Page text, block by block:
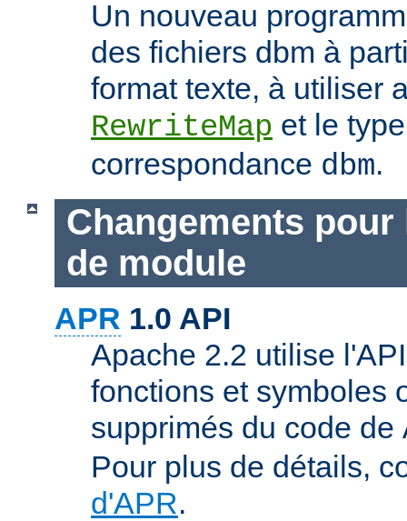
Un nouveau
des fichiers dbm à
format texte, à utiliser
RewriteMap et le
correspondance dbm.
Changements
de module
APR 1.0 API
Apache 2.2 utilise
fonctions et symboles
supprimés du code de
Pour plus de détails,
d'APR.